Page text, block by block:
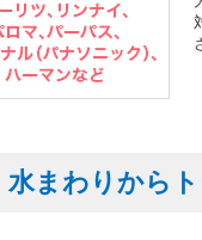
水まわりから